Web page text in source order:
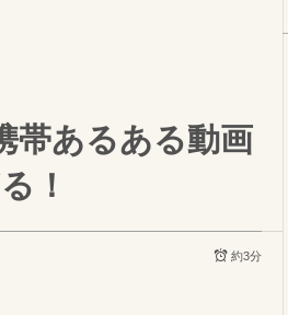
帯あるある動画
！
約3分